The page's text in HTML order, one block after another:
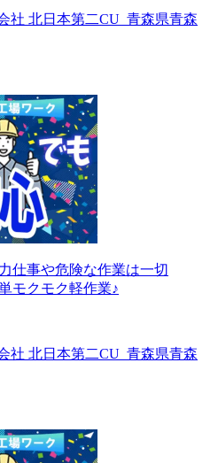
社 北日本第二CU_青森県青森
仕事や危険な作業は一切
モクモク軽作業♪
社 北日本第二CU_青森県青森